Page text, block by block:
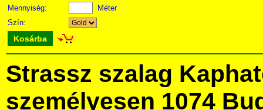
Mennyiség:
Méter
Szín:
Kosárba
Strassz szalag
személyesen 1074